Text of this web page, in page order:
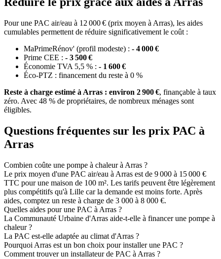
Pour une PAC air/eau à 12 000 € (prix moyen à Arras), les aides
cumulables permettent de réduire significativement le coût :
MaPrimeRénov' (profil modeste) : - 4 000 €
Prime CEE : - 3 500 €
Économie TVA 5,5 % : - 1 600 €
Éco-PTZ : financement du reste à 0 %
Reste à charge estimé à Arras : environ 2 900 €, finançable à taux
zéro. Avec 48 % de propriétaires, de nombreux ménages sont
éligibles.
Questions fréquentes sur les prix PAC à
Arras
Combien coûte une pompe à chaleur à Arras ?
Le prix moyen d'une PAC air/eau à Arras est de 9 000 à 15 000 €
TTC pour une maison de 100 m². Les tarifs peuvent être légèrement
plus compétitifs qu'à Lille car la demande est moins forte. Après
aides, comptez un reste à charge de 3 000 à 8 000 €.
Quelles aides pour une PAC à Arras ?
La Communauté Urbaine d'Arras aide-t-elle à financer une pompe à
chaleur ?
La PAC est-elle adaptée au climat d'Arras ?
Pourquoi Arras est un bon choix pour installer une PAC ?
Comment trouver un installateur de PAC à Arras ?